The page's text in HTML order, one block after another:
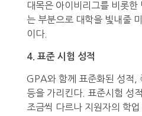
대목은 아이비리그를 비롯한
는 부분으로 대학을 빛내줄
이다.
4. 표준 시험 성적
GPA와 함께 표준화된 성적,
등을 가리킨다. 표준시험 성
조금씩 다르나 지원자의 학